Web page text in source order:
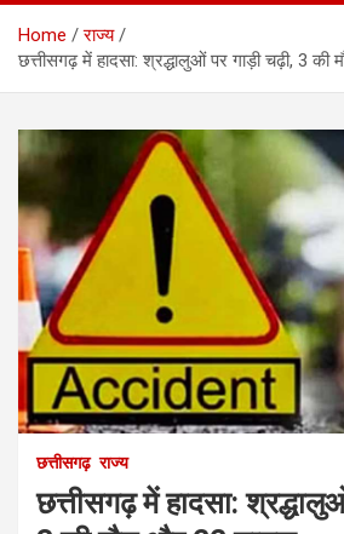
Home
राज्य
छत्तीसगढ़ में हादसा: श्रद्धालुओं पर गाड़ी चढ़ी, 3
छत्तीसगढ़ राज्य
छत्तीसगढ़ में हादसा: